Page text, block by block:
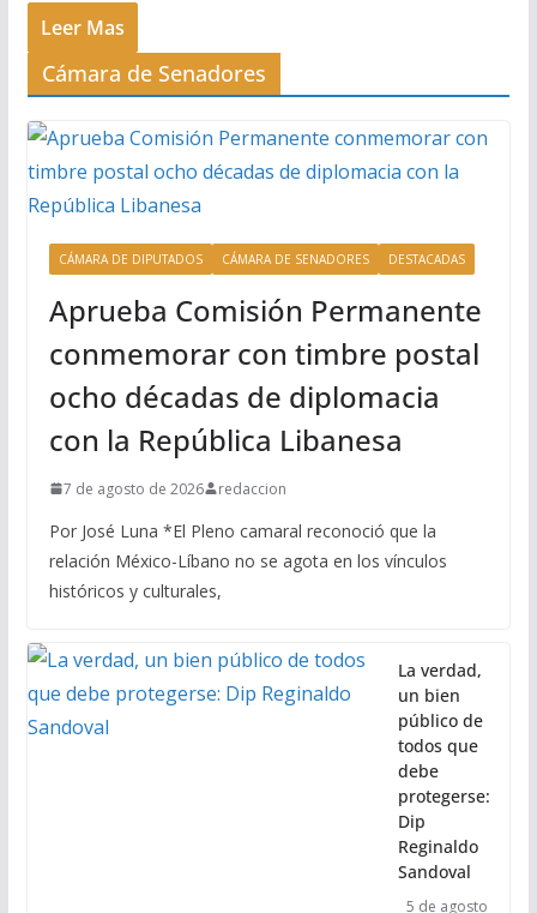
Leer Mas
Cámara de Senadores
CÁMARA DE DIPUTADOS CÁMARA DE SENADORES DESTACADAS
Aprueba Comisión Permanente
conmemorar con timbre postal
ocho décadas de diplomacia
con la República Libanesa
7 de agosto de 2026 redaccion
Por José Luna *El Pleno camaral reconoció que la
relación México-Líbano no se agota en los vínculos
históricos y culturales,
La verdad,
un bien
público de
todos que
debe
protegerse:
Dip
Reginaldo
Sandoval
5 de agosto